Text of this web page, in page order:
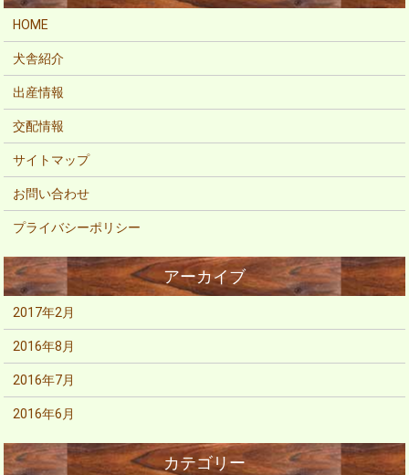
HOME
犬舎紹介
出産情報
交配情報
サイトマップ
お問い合わせ
プライバシーポリシー
2017年2月
2016年8月
2016年7月
2016年6月